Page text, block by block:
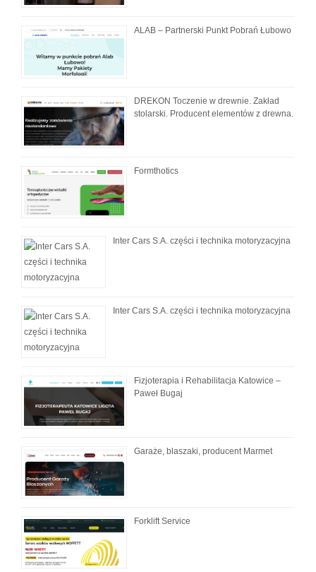
ALAB – Partnerski Punkt Pobrań Łubowo
DREKON Toczenie w drewnie. Zakład
stolarski. Producent elementów z drewna.
Formthotics
Inter Cars S.A. części i technika motoryzacyjna
Inter Cars S.A. części i technika motoryzacyjna
Fizjoterapia i Rehabilitacja Katowice –
Paweł Bugaj
Garaże, blaszaki, producent Marmet
Forklift Service